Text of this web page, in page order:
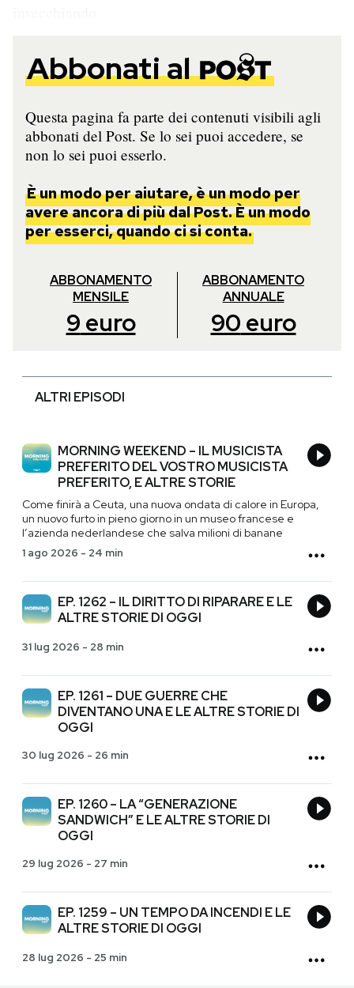
Abbonati al
Questa pagina fa parte dei contenuti visibili agli
abbonati del Post. Se lo sei puoi accedere, se
non lo sei puoi esserlo.
È un modo per aiutare, è un modo per
avere ancora di più dal Post. È un modo
per esserci, quando ci si conta.
ABBONAMENTO
MENSILE
9 euro
ABBONAMENTO
ANNUALE
90 euro
ALTRI EPISODI
MORNING WEEKEND – IL MUSICISTA
PREFERITO DEL VOSTRO MUSICISTA
PREFERITO, E ALTRE STORIE
Come finirà a Ceuta, una nuova ondata di calore in Europa,
un nuovo furto in pieno giorno in un museo francese e
l’azienda nederlandese che salva milioni di banane
1 ago 2026 - 24 min
EP. 1262 – IL DIRITTO DI RIPARARE E LE
ALTRE STORIE DI OGGI
31 lug 2026 - 28 min
EP. 1261 – DUE GUERRE CHE
DIVENTANO UNA E LE ALTRE STORIE DI
OGGI
30 lug 2026 - 26 min
EP. 1260 – LA “GENERAZIONE
SANDWICH” E LE ALTRE STORIE DI
OGGI
29 lug 2026 - 27 min
EP. 1259 – UN TEMPO DA INCENDI E LE
ALTRE STORIE DI OGGI
28 lug 2026 - 25 min